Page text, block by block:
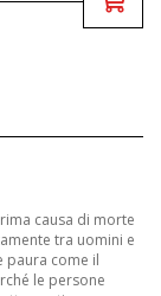
causa di morte
tra uomini e
paura come il
le persone